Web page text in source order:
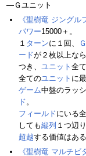
―Ｇユニット
《聖樹竜 ジングル
パワー15000＋。
１ ターンに１回、
ードが２枚以上なら
つき、 ユニット 全
全てのユニット に
ゲーム中盤のラッ
ド。
フィールドにいる
しても縦列 １つ辺
超越する価値はある
《聖樹竜 マルチビ